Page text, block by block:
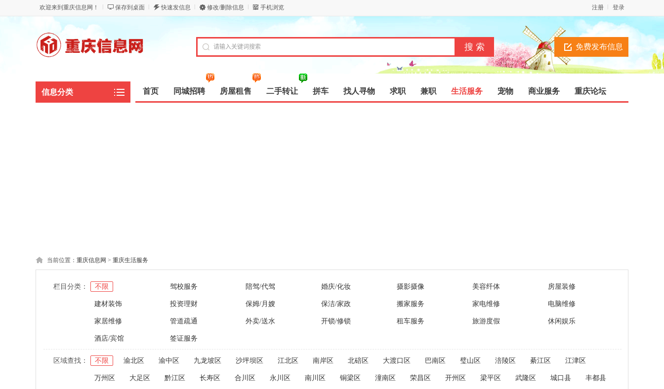
欢迎来到重庆信息网！ 保存到桌面 快速发信息 修改/删除信息 手机浏览 登录
注册
免费发布信息
信息分类 首页 同城招聘 房屋租售 二手转让 拼车 找人寻物 求职 兼职 生活服务 宠物 商业服务 重庆论坛
当前位置： 重庆信息网 > 重庆生活服务
栏目分类： 不限 驾校服务 陪驾/代驾 婚庆/化妆 摄影摄像 美容纤体 房屋装修
建材装饰 投资理财 保姆/月嫂 保洁/家政 搬家服务 家电维修 电脑维修
家居维修 管道疏通 外卖/送水 开锁/修锁 租车服务 旅游度假 休闲娱乐
酒店/宾馆 签证服务
区域查找： 不限 渝北区 渝中区 九龙坡区 沙坪坝区 江北区 南岸区 北碚区 大渡口区 巴南区 璧山区 涪陵区 綦江区 江津区
万州区 大足区 黔江区 长寿区 合川区 永川区 南川区 铜梁区 潼南区 荣昌区 开州区 梁平区 武隆区 城口县 丰都县